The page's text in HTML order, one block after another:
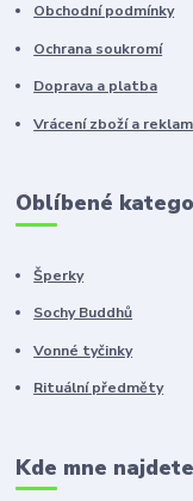
Obchodní podmínky
Ochrana soukromí
Doprava a platba
Vrácení zboží a
Oblíbené
Šperky
Sochy Buddhů
Vonné tyčinky
Rituální předměty
Kde mne najdete